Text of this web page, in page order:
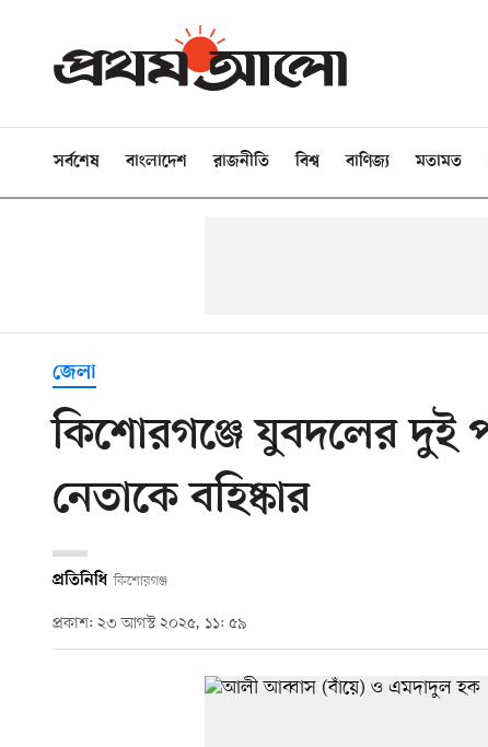
সর্বশেষ বাংলাদেশ রাজনীতি বিশ্ব বাণিজ্য মতামত
জেলা
কিশোরগঞ্জে যুবদলের দুই
নেতাকে বহিষ্কার
প্রতিনিধি কিশোরগঞ্জ
প্রকাশ: ২৩ আগস্ট ২০২৫, ১১: ৫৯